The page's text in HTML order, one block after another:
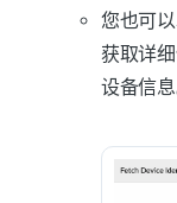
您也可
获取详
设备信息